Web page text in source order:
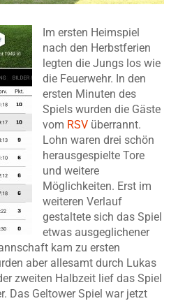
Im ersten Heimspiel
nach den Herbstferien
legten die Jungs los wie
die Feuerwehr. In den
ersten Minuten des
Spiels wurden die Gäste
vom RSV überrannt.
Lohn waren drei schön
herausgespielte Tore
und weitere
Möglichkeiten. Erst im
weiteren Verlauf
gestaltete sich das Spiel
etwas ausgeglichener
kam zu ersten
aber allesamt durch Lukas
zweiten Halbzeit lief das Spiel
Das Geltower Spiel war jetzt